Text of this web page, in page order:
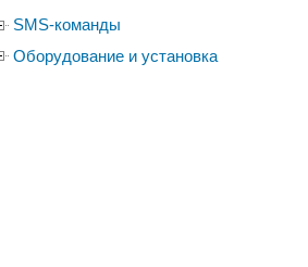
SMS-команды
Оборудование и установка